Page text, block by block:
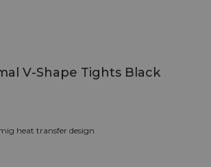
V-Shape Tights Black
heat transfer design